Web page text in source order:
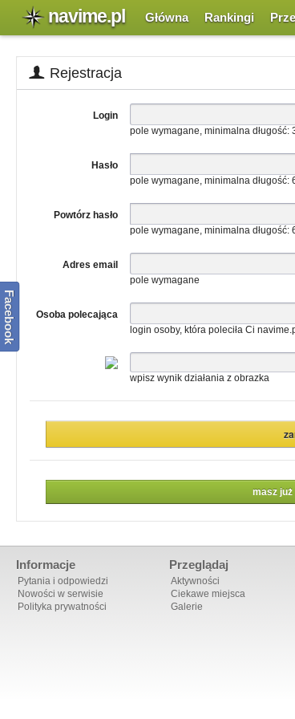
navime.pl Główna Rankingi
Rejestracja
Login
pole wymagane, minimalna długość:
Hasło
pole wymagane, minimalna długość:
Powtórz hasło
pole wymagane, minimalna długość:
Adres email
pole wymagane
Osoba polecająca
login osoby, która poleciła Ci
wpisz wynik działania z obrazka
masz już
Informacje
Pytania i odpowiedzi
Nowości w serwisie
Polityka prywatności
Przeglądaj
Aktywności
Ciekawe miejsca
Galerie
Facebook